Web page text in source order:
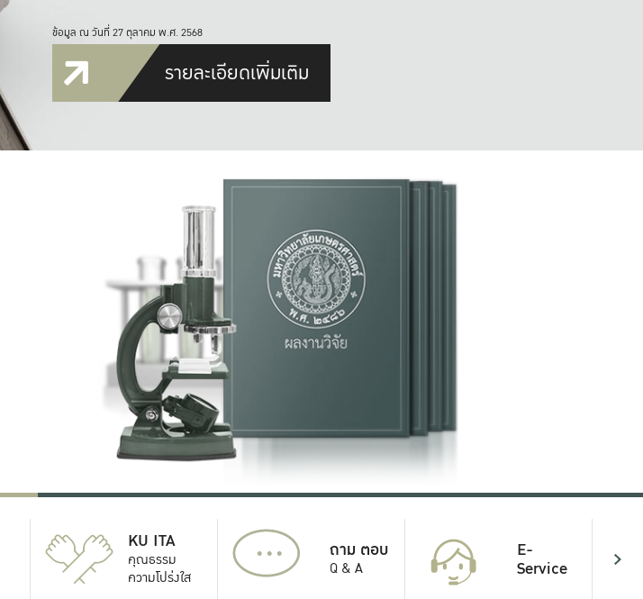
ข้อมูล ณ วันที่ 27 ตุลาคม พ.ศ. 2568
รายละเอียดเพิ่มเติม
KU ITA
คุณธรรม
ความโปร่งใส
... ถาม ตอบ
Q & A
E-
Service